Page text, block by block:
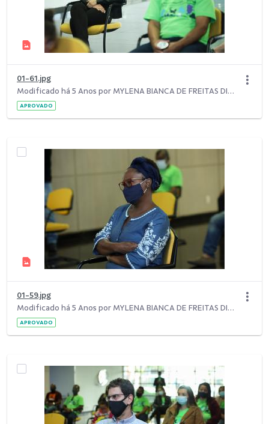
01-61.jpg
Modificado há 5 Anos por MYLENA BIANCA DE FREITAS DIAS.
APROVADO
01-59.jpg
Modificado há 5 Anos por MYLENA BIANCA DE FREITAS DIAS.
APROVADO